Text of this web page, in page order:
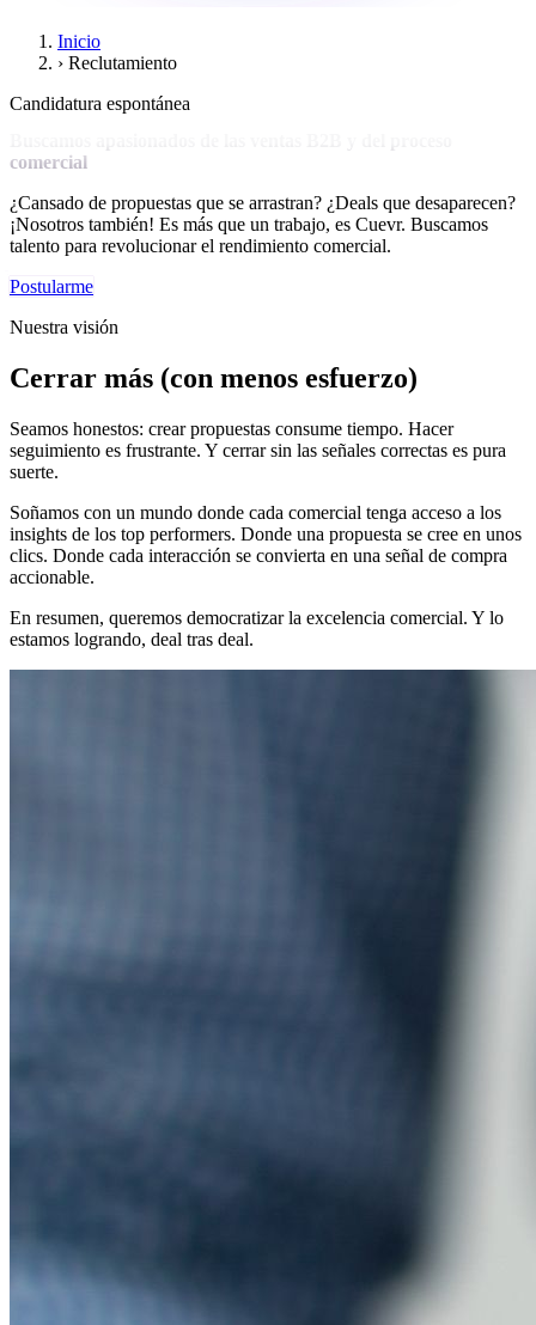
Inicio
› Reclutamiento
Candidatura espontánea
comercial
¿Cansado de propuestas que se arrastran? ¿Deals que desaparecen?
¡Nosotros también! Es más que un trabajo, es Cuevr. Buscamos
talento para revolucionar el rendimiento comercial.
Postularme
Nuestra visión
Cerrar más (con menos esfuerzo)
Seamos honestos: crear propuestas consume tiempo. Hacer
seguimiento es frustrante. Y cerrar sin las señales correctas es pura
suerte.
Soñamos con un mundo donde cada comercial tenga acceso a los
insights de los top performers. Donde una propuesta se cree en unos
clics. Donde cada interacción se convierta en una señal de compra
accionable.
En resumen, queremos democratizar la excelencia comercial. Y lo
estamos logrando, deal tras deal.